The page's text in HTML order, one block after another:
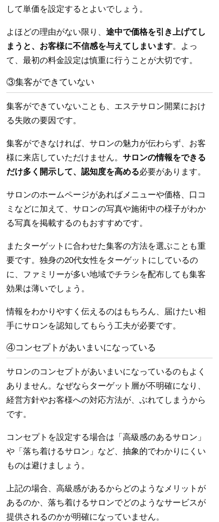
して単価を設定するとよいでしょう。
よほどの理由がない限り、途中で価格を引き上げてし
まうと、お客様に不信感を与えてしまいます。よっ
て、最初の料金設定は慎重に行うことが大切です。
③集客ができていない
集客ができていないことも、エステサロン開業におけ
る失敗の要因です。
集客ができなければ、サロンの魅力が伝わらず、お客
様に来店していただけません。サロンの情報をできる
だけ多く開示して、認知度を高める必要があります。
サロンのホームページがあればメニューや価格、口コ
ミなどに加えて、サロンの写真や施術中の様子がわか
る写真を掲載するのもおすすめです。
またターゲットに合わせた集客の方法を選ぶことも重
要です。独身の20代女性をターゲットにしているの
に、ファミリーが多い地域でチラシを配布しても集客
効果は薄いでしょう。
情報をわかりやすく伝えるのはもちろん、届けたい相
手にサロンを認知してもらう工夫が必要です。
④コンセプトがあいまいになっている
サロンのコンセプトがあいまいになっているのもよく
ありません。なぜならターゲット層が不明確になり、
経営方針やお客様への対応方法が、ぶれてしまうから
です。
コンセプトを設定する場合は「高級感のあるサロン」
や「落ち着けるサロン」など、抽象的でわかりにくい
ものは避けましょう。
上記の場合、高級感があるからどのようなメリットが
あるのか、落ち着けるサロンでどのようなサービスが
提供されるのかが明確になっていません。